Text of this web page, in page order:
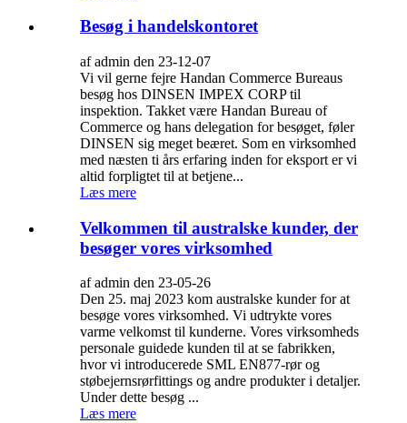
Besøg i handelskontoret
af admin den 23-12-07
Vi vil gerne fejre Handan Commerce Bureaus
besøg hos DINSEN IMPEX CORP til
inspektion. Takket være Handan Bureau of
Commerce og hans delegation for besøget, føler
DINSEN sig meget beæret. Som en virksomhed
med næsten ti års erfaring inden for eksport er vi
altid forpligtet til at betjene...
Læs mere
Velkommen til australske kunder, der
besøger vores virksomhed
af admin den 23-05-26
Den 25. maj 2023 kom australske kunder for at
besøge vores virksomhed. Vi udtrykte vores
varme velkomst til kunderne. Vores virksomheds
personale guidede kunden til at se fabrikken,
hvor vi introducerede SML EN877-rør og
støbejernsrørfittings og andre produkter i detaljer.
Under dette besøg ...
Læs mere